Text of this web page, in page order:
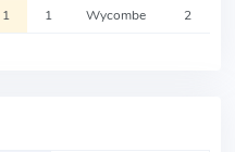
1 1 Wycombe 2